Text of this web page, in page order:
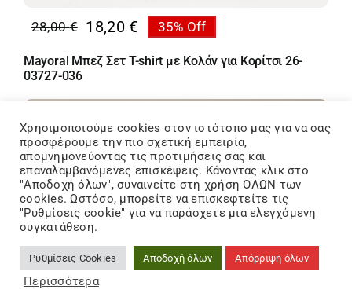
28,00€
Original
price
was:
18,20 €
Η
τρέχουσα
τιμή
35% Off
Mayoral Μπεζ Σετ T-shirt με Κολάν για Κορίτσι 26-
03727-036
OFFER
Χρησιμοποιούμε cookies στον ιστότοπo μας για να σας
προσφέρουμε την πιο σχετική εμπειρία,
απομνημονεύοντας τις προτιμήσεις σας και
επαναλαμβανόμενες επισκέψεις. Κάνοντας κλικ στο
"Αποδοχή όλων", συναινείτε στη χρήση ΟΛΩΝ των
cookies. Ωστόσο, μπορείτε να επισκεφτείτε τις
"Ρυθμίσεις cookie" για να παράσχετε μια ελεγχόμενη
συγκατάθεση.
Ρυθμίσεις Cookies Αποδοχή όλων Απόρριψη όλων
Περισσότερα